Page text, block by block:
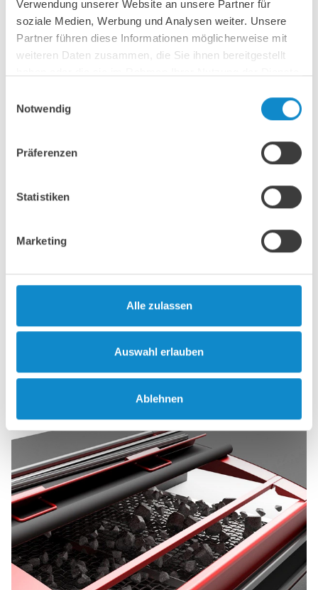
Verwendung unserer Website an unsere Partner für
soziale Medien, Werbung und Analysen weiter. Unsere
Partner führen diese Informationen möglicherweise mit
weiteren Daten zusammen, die Sie ihnen bereitgestellt
Notwendig
Präferenzen
Statistiken
Marketing
Alle zulassen
Auswahl erlauben
Ablehnen
Neben allen Siebmedien bieten wir auch eine
Siebmaschinen optimal an Ihre individuellen
Informationen zu diesen Lösungen finden Sie hier.